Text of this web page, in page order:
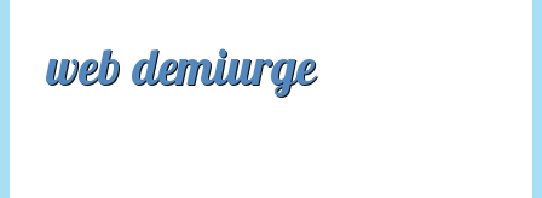
web demiurge